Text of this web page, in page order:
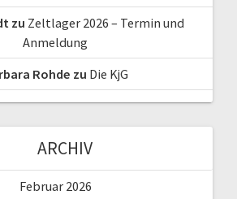
zu Zeltlager 2026 – Termin und
Anmeldung
Rohde zu Die KjG
ARCHIV
Februar 2026